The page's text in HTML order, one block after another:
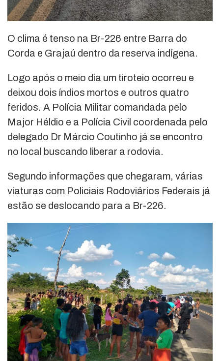
O clima é tenso na Br-226 entre Barra do
Corda e Grajaú dentro da reserva indígena.
Logo após o meio dia um tiroteio ocorreu e
deixou dois índios mortos e outros quatro
feridos. A Polícia Militar comandada pelo
Major Héldio e a Polícia Civil coordenada pelo
delegado Dr Márcio Coutinho já se encontro
no local buscando liberar a rodovia.
Segundo informações que chegaram, várias
viaturas com Policiais Rodoviários Federais já
estão se deslocando para a Br-226.